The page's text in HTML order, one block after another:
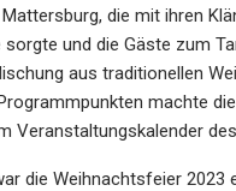
die mit ihren
und die Gäste zum
aus traditionellen
machte
Veranstaltungskalender
die Weihnachtsfeier 2023